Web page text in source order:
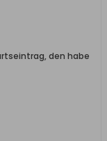
den habe